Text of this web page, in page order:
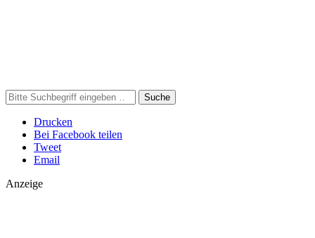
Suche
Drucken
Bei Facebook teilen
Tweet
Email
Anzeige